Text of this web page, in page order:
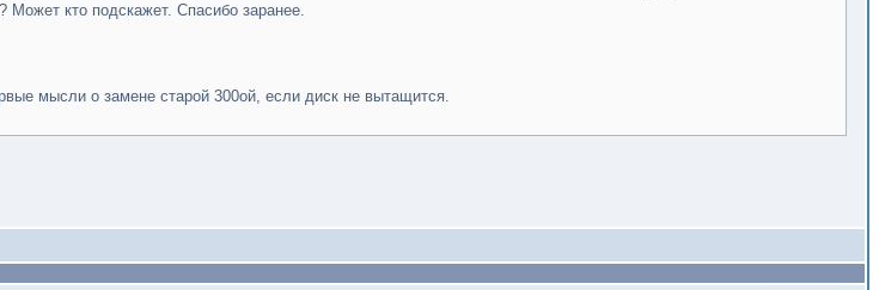
Может кто подскажет. Спасибо заранее.
мысли о замене старой 300ой, если диск не вытащится.